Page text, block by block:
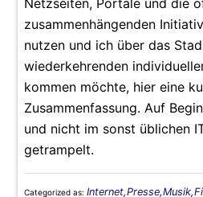
Netzseiten, Portale und die
zusammenhängenden
nutzen und ich über das
wiederkehrenden
kommen möchte, hier eine
Zusammenfassung. Auf
und nicht im sonst üblichen
getrampelt.
Categorized as: